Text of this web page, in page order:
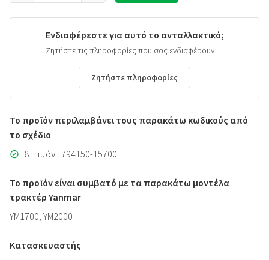
Ενδιαφέρεστε για αυτό το ανταλλακτικό;
Ζητήστε τις πληροφορίες που σας ενδιαφέρουν
Ζητήστε πληροφορίες
Το προϊόν περιλαμβάνει τους παρακάτω κωδικούς από
το σχέδιο
8. Τιμόνι: 794150-15700
Το προϊόν είναι συμβατό με τα παρακάτω μοντέλα
τρακτέρ Yanmar
YM1700, YM2000
Κατασκευαστής